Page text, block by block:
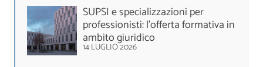
SUPSI e specializzazioni per
professionisti: l’offerta formativa in
ambito giuridico
14 LUGLIO 2026